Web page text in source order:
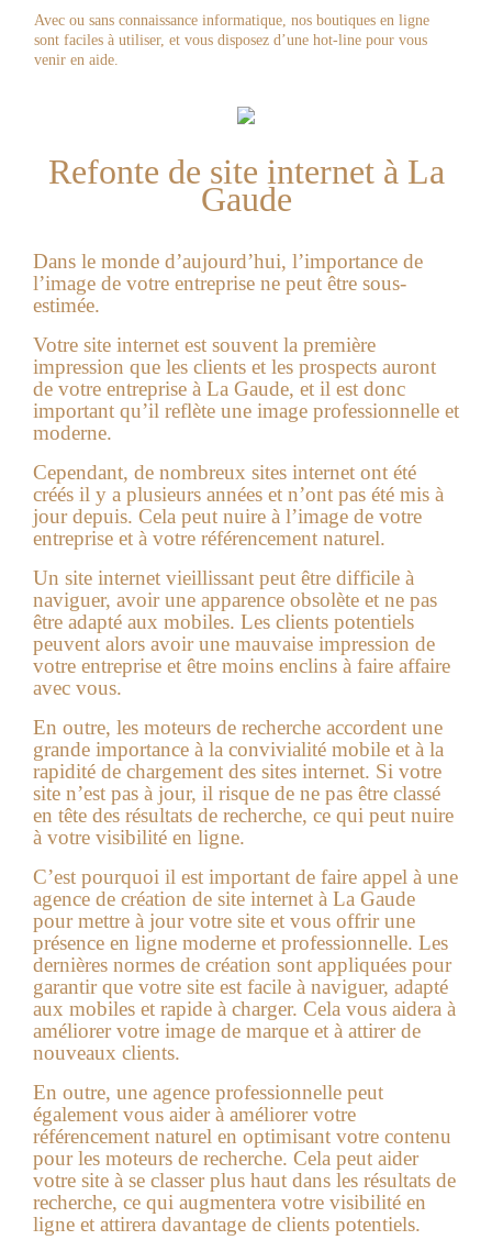
Avec ou sans connaissance informatique, nos boutiques en ligne
sont faciles à utiliser, et vous disposez d’une hot-line pour vous
venir en aide.
Refonte de site internet à La
Gaude
Dans le monde d’aujourd’hui, l’importance de
l’image de votre entreprise ne peut être sous-
estimée.
Votre site internet est souvent la première
impression que les clients et les prospects auront
de votre entreprise à La Gaude, et il est donc
important qu’il reflète une image professionnelle et
moderne.
Cependant, de nombreux sites internet ont été
créés il y a plusieurs années et n’ont pas été mis à
jour depuis. Cela peut nuire à l’image de votre
entreprise et à votre référencement naturel.
Un site internet vieillissant peut être difficile à
naviguer, avoir une apparence obsolète et ne pas
être adapté aux mobiles. Les clients potentiels
peuvent alors avoir une mauvaise impression de
votre entreprise et être moins enclins à faire affaire
avec vous.
En outre, les moteurs de recherche accordent une
grande importance à la convivialité mobile et à la
rapidité de chargement des sites internet. Si votre
site n’est pas à jour, il risque de ne pas être classé
en tête des résultats de recherche, ce qui peut nuire
à votre visibilité en ligne.
C’est pourquoi il est important de faire appel à une
agence de création de site internet à La Gaude
pour mettre à jour votre site et vous offrir une
présence en ligne moderne et professionnelle. Les
dernières normes de création sont appliquées pour
garantir que votre site est facile à naviguer, adapté
aux mobiles et rapide à charger. Cela vous aidera à
améliorer votre image de marque et à attirer de
nouveaux clients.
En outre, une agence professionnelle peut
également vous aider à améliorer votre
référencement naturel en optimisant votre contenu
pour les moteurs de recherche. Cela peut aider
votre site à se classer plus haut dans les résultats de
recherche, ce qui augmentera votre visibilité en
ligne et attirera davantage de clients potentiels.